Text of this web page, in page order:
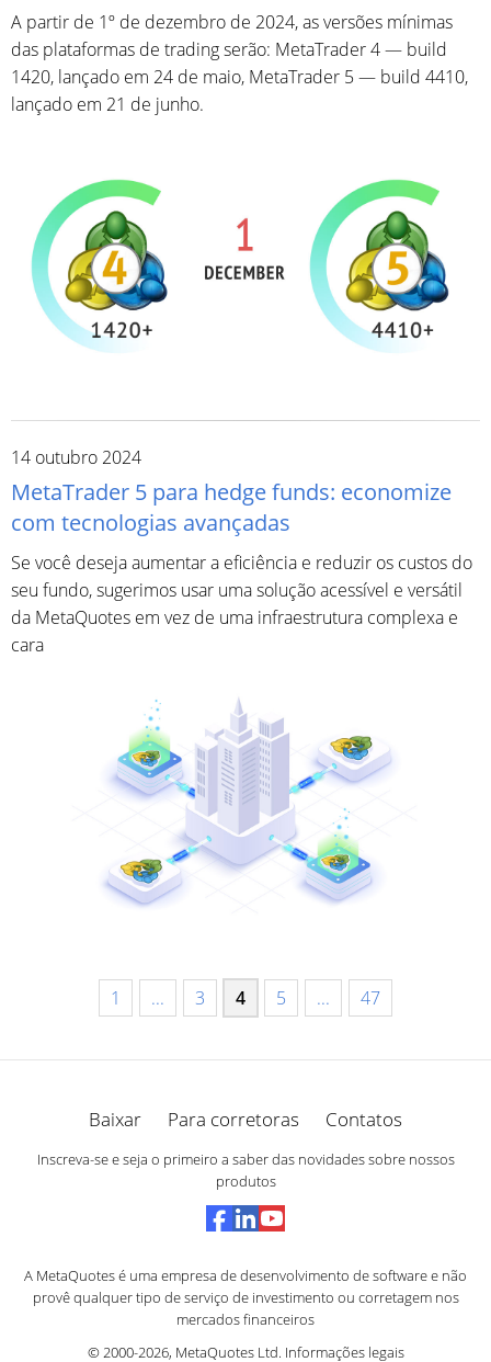
A partir de 1º de dezembro de 2024, as versões mínimas
das plataformas de trading serão: MetaTrader 4 — build
1420, lançado em 24 de maio, MetaTrader 5 — build 4410,
lançado em 21 de junho.
14 outubro 2024
MetaTrader 5 para hedge funds: economize
com tecnologias avançadas
Se você deseja aumentar a eficiência e reduzir os custos do
seu fundo, sugerimos usar uma solução acessível e versátil
da MetaQuotes em vez de uma infraestrutura complexa e
cara
1 ... 3 4 5 ... 47
Baixar Para corretoras Contatos
Inscreva-se e seja o primeiro a saber das novidades sobre nossos
produtos
A MetaQuotes é uma empresa de desenvolvimento de software e não
provê qualquer tipo de serviço de investimento ou corretagem nos
mercados financeiros
© 2000-2026, MetaQuotes Ltd. Informações legais